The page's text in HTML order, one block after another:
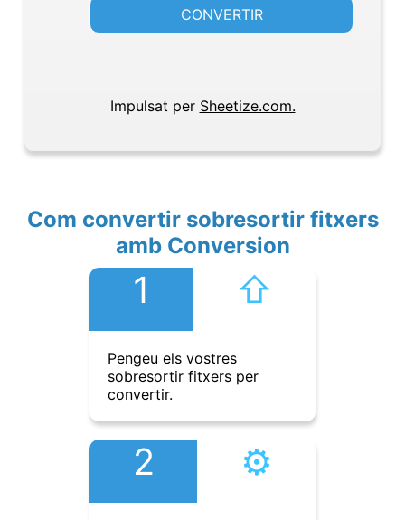
CONVERTIR
Impulsat per Sheetize.com.
Com convertir sobresortir fitxers
amb Conversion
1 ⇧︎
Pengeu els vostres
sobresortir fitxers per
convertir.
2 ⚙︎